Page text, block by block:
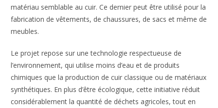
matériau semblable au cuir. Ce dernier peut être utilisé pour la
fabrication de vêtements, de chaussures, de sacs et même de
meubles.
Le projet repose sur une technologie respectueuse de
l’environnement, qui utilise moins d’eau et de produits
chimiques que la production de cuir classique ou de matériaux
synthétiques. En plus d’être écologique, cette initiative réduit
considérablement la quantité de déchets agricoles, tout en